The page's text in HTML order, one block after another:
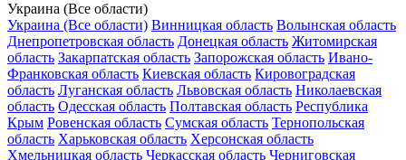
Украина (Все области)
Украина (Все области) Винницкая область Волынская область
Днепропетровская область Донецкая область Житомирская
область Закарпатская область Запорожская область Ивано-
Франковская область Киевская область Кировоградская
область Луганская область Львовская область Николаевская
область Одесская область Полтавская область Республика
Крым Ровенская область Сумская область Тернопольская
область Харьковская область Херсонская область
Хмельницкая область Черкасская область Черниговская